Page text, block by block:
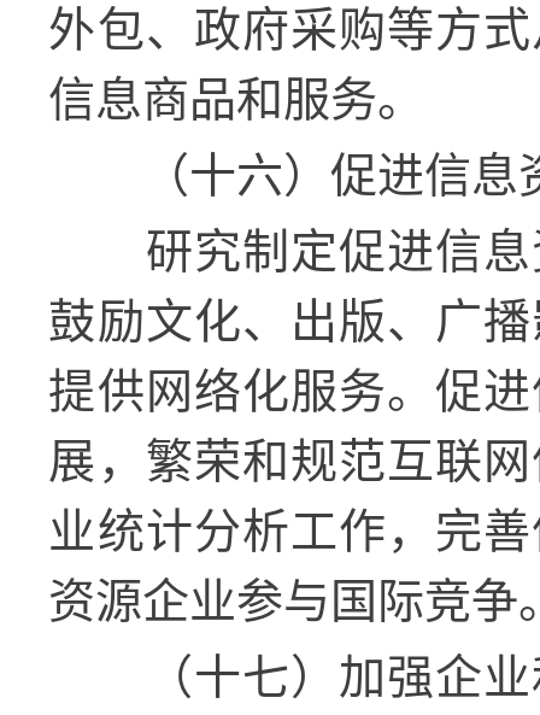
外包、政府采购等方
信息商品和服务。
（十六）促进信
研究制定促进信
鼓励文化、出版、广
提供网络化服务。促
展，繁荣和规范互联
业统计分析工作，完
资源企业参与国际竞争
（十七）加强企